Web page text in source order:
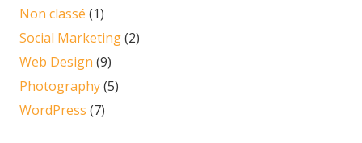
Non classé (1)
Social Marketing(2)
Web Design (9)
Photography(5)
WordPress (7)